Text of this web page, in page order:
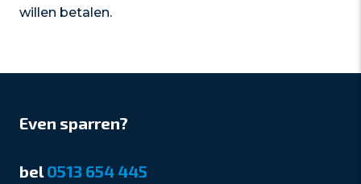
willen betalen.
Even sparren?
bel 0513 654 445